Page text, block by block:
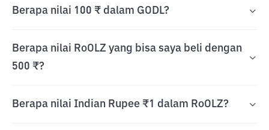
Berapa nilai 100 ₹ dalam GODL?
Berapa nilai RoOLZ yang bisa saya beli dengan
500 ₹?
Berapa nilai Indian Rupee ₹1 dalam RoOLZ?